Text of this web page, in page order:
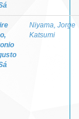
Niyama, Jorge
Katsumi